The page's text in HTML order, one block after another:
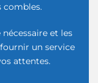
combles.
nécessaire et les
un service
attentes.